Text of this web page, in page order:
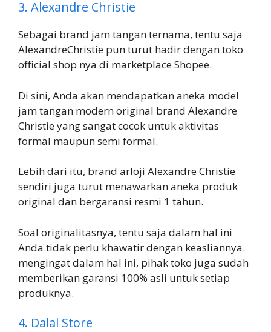
3. Alexandre Christie
Sebagai brand jam tangan ternama, tentu saja
AlexandreChristie pun turut hadir dengan toko
official shop nya di marketplace Shopee.
Di sini, Anda akan mendapatkan aneka model
jam tangan modern original brand Alexandre
Christie yang sangat cocok untuk aktivitas
formal maupun semi formal.
Lebih dari itu, brand arloji Alexandre Christie
sendiri juga turut menawarkan aneka produk
original dan bergaransi resmi 1 tahun.
Soal originalitasnya, tentu saja dalam hal ini
Anda tidak perlu khawatir dengan keasliannya.
mengingat dalam hal ini, pihak toko juga sudah
memberikan garansi 100% asli untuk setiap
produknya.
4. Dalal Store